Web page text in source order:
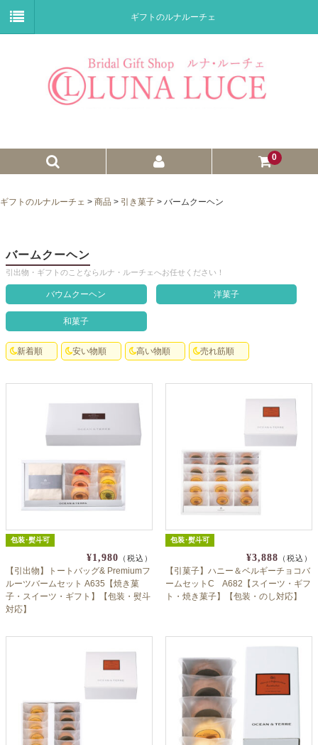
ギフトのルナルーチェ
0
ウェイトドール
子育て卒業証書
ウェルカムボード
クロックギフト
ペーパーアイテム
引出物ギフト
カタログギフト
ブライダルバッグ
内祝い 出産祝い
季節イベント特集
会社概要
よくあるご質問
ドメイン指定受信について
お問合せ
ギフトのルナルーチェ > 商品 > 引き菓子 > バームクーヘン
バームクーヘン
引出物・ギフトのことならルナ・ルーチェへお任せください！
バウムクーヘン 洋菓子
和菓子
新着順 安い物順 高い物順 売れ筋順
包装･熨斗可
¥1,980 （税込）
【引出物】トートバッグ& Premiumフ
ルーツバームセット A635【焼き菓
子・スイーツ・ギフト】【包装・熨斗
対応】
包装･熨斗可
¥3,888 （税込）
【引菓子】ハニー＆ベルギーチョコバ
ームセットC A682【スイーツ・ギフ
ト・焼き菓子】【包装・のし対応】